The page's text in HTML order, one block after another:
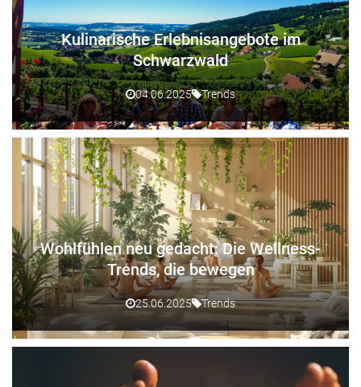
Kulinarische Erlebnisangebote im
Schwarzwald
04.06.2025 Trends
Wohlfühlen neu gedacht: Die Wellness-
Trends, die bewegen
25.06.2025 Trends